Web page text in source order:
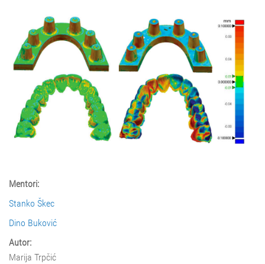
Mentori:
Stanko Škec
Dino Buković
Autor:
Marija Trpčić